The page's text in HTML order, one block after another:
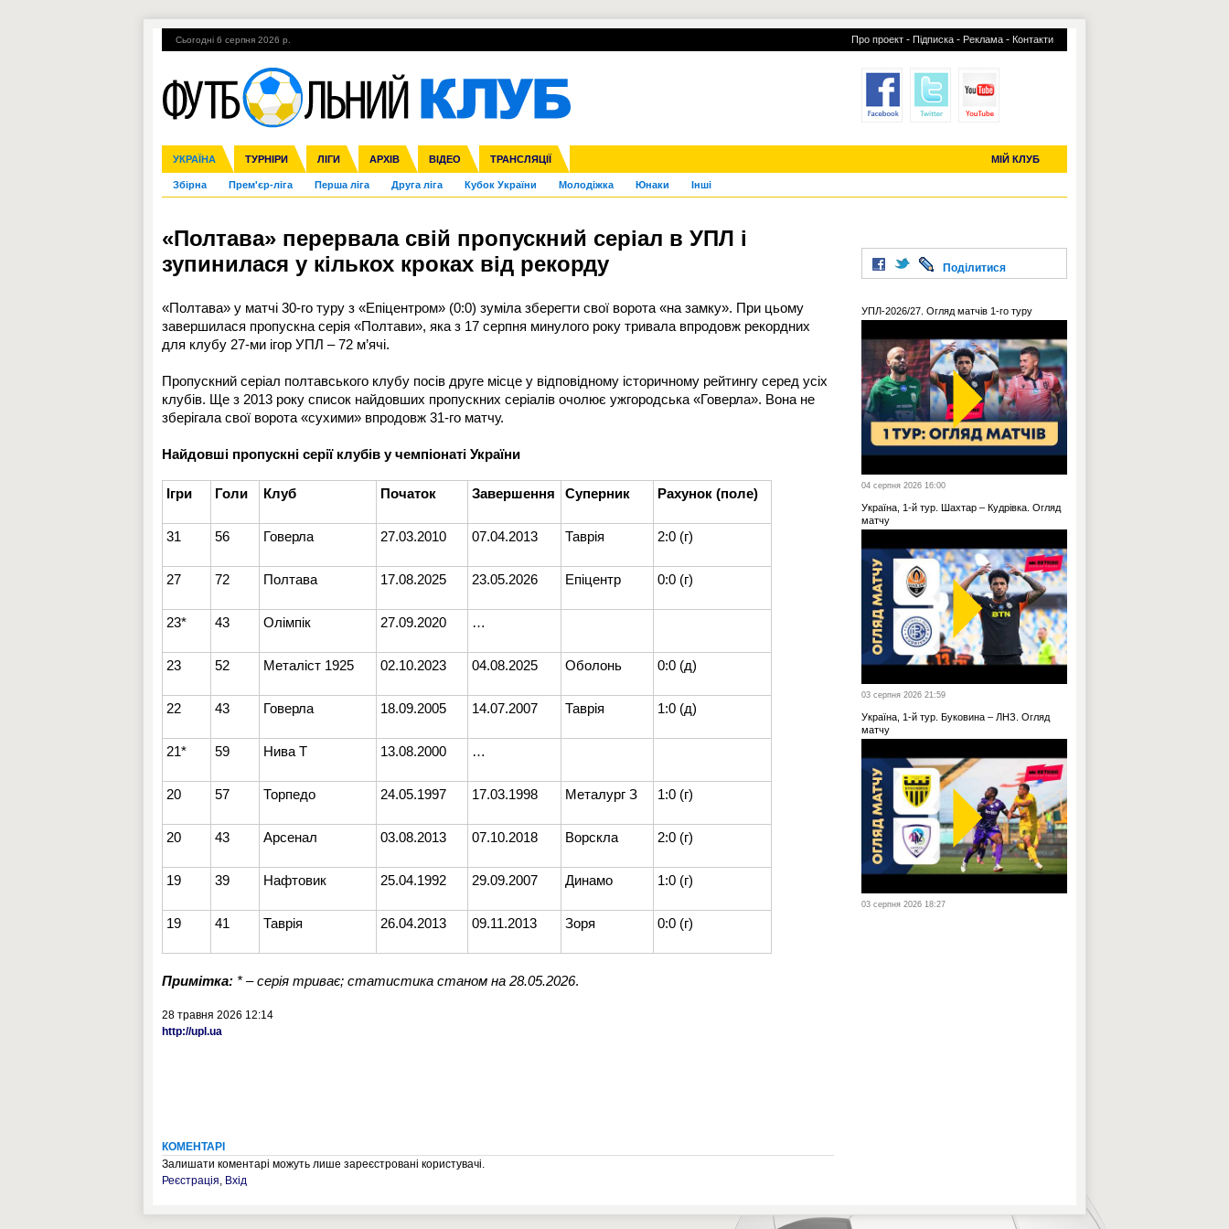
Сьогодні 6 серпня 2026 р. Про проект - Підписка - Реклама - Контакти
УКРАЇНА ТУРНІРИ ЛІГИ АРХІВ ВІДЕО ТРАНСЛЯЦІЇ МІЙ КЛУБ
Збірна Прем'єр-ліга Перша ліга Друга ліга Кубок України Молодіжка Юнаки Інші
Ліга чемпіонів Ліга Європи Міжнародні Ліга націй Ліга конференцій
Англія Іспанія Італія Німеччина Франція Інші
ЧС-2014 ЄВРО-2016 Росія Кубок конфедерацій ЧЄ-2015 (U-21)
Гарячі теми УПЛ, 1-й тур ВІЙНА УПЛ-ПЕРЕХОДИ УСІ ТРАНСФЕРИ
«Полтава» перервала свій пропускний серіал в УПЛ і
зупинилася у кількох кроках від рекорду
«Полтава» у матчі 30-го туру з «Епіцентром» (0:0) зуміла зберегти свої ворота «на замку». При цьому
завершилася пропускна серія «Полтави», яка з 17 серпня минулого року тривала впродовж рекордних
для клубу 27-ми ігор УПЛ – 72 м’ячі.
Пропускний серіал полтавського клубу посів друге місце у відповідному історичному рейтингу серед усіх
клубів. Ще з 2013 року список найдовших пропускних серіалів очолює ужгородська «Говерла». Вона не
зберігала свої ворота «сухими» впродовж 31-го матчу.
Найдовші пропускні серії клубів у чемпіонаті України
Ігри Голи Клуб Початок Завершення Суперник Рахунок (поле)
31 56 Говерла 27.03.2010 07.04.2013 Таврія 2:0 (г)
27 72 Полтава 17.08.2025 23.05.2026 Епіцентр 0:0 (г)
23* 43 Олімпік 27.09.2020 …
23 52 Металіст 1925 02.10.2023 04.08.2025 Оболонь 0:0 (д)
22 43 Говерла 18.09.2005 14.07.2007 Таврія 1:0 (д)
21* 59 Нива Т 13.08.2000 …
20 57 Торпедо 24.05.1997 17.03.1998 Металург З 1:0 (г)
20 43 Арсенал 03.08.2013 07.10.2018 Ворскла 2:0 (г)
19 39 Нафтовик 25.04.1992 29.09.2007 Динамо 1:0 (г)
19 41 Таврія 26.04.2013 09.11.2013 Зоря 0:0 (г)
Примітка: * – серія триває; статистика станом на 28.05.2026.
28 травня 2026 12:14
http://upl.ua
КОМЕНТАРІ
Залишати коментарі можуть лише зареєстровані користувачі.
Реєстрація, Вхід
Поділитися
УПЛ-2026/27. Огляд матчів 1-го туру
04 серпня 2026 16:00
Україна, 1-й тур. Шахтар – Кудрівка. Огляд
матчу
03 серпня 2026 21:59
Україна, 1-й тур. Буковина – ЛНЗ. Огляд
матчу
03 серпня 2026 18:27